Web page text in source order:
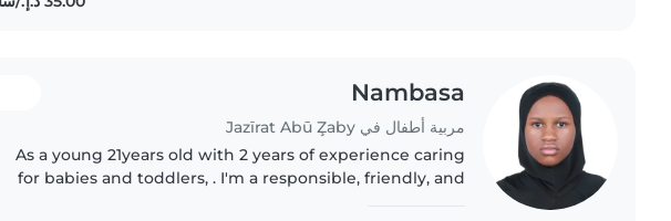
Nambasa
مربية أطفال في Jazīrat Abū Z̧aby
As a young 21years old with 2 years of experience caring
for babies and toddlers, . I'm a responsible, friendly, and